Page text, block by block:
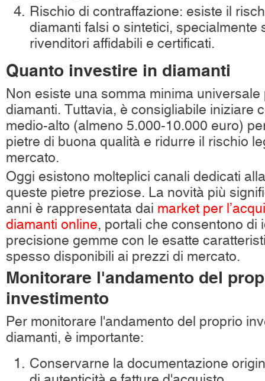
Rischio di contraffazione: esiste il
diamanti falsi o sintetici, specialmente
rivenditori affidabili e certificati.
Quanto investire in diamanti
Non esiste una somma minima
diamanti. Tuttavia, è consigliabile iniziare
medio-alto (almeno 5.000-10.000 euro)
pietre di buona qualità e ridurre il rischio
mercato.
Oggi esistono molteplici canali dedicati
queste pietre preziose. La novità più
anni è rappresentata dai market per
diamanti online, portali che consentono di
precisione gemme con le esatte
spesso disponibili ai prezzi di mercato.
Monitorare l'andamento del
investimento
Per monitorare l'andamento del proprio
diamanti, è importante:
Conservarne la documentazione